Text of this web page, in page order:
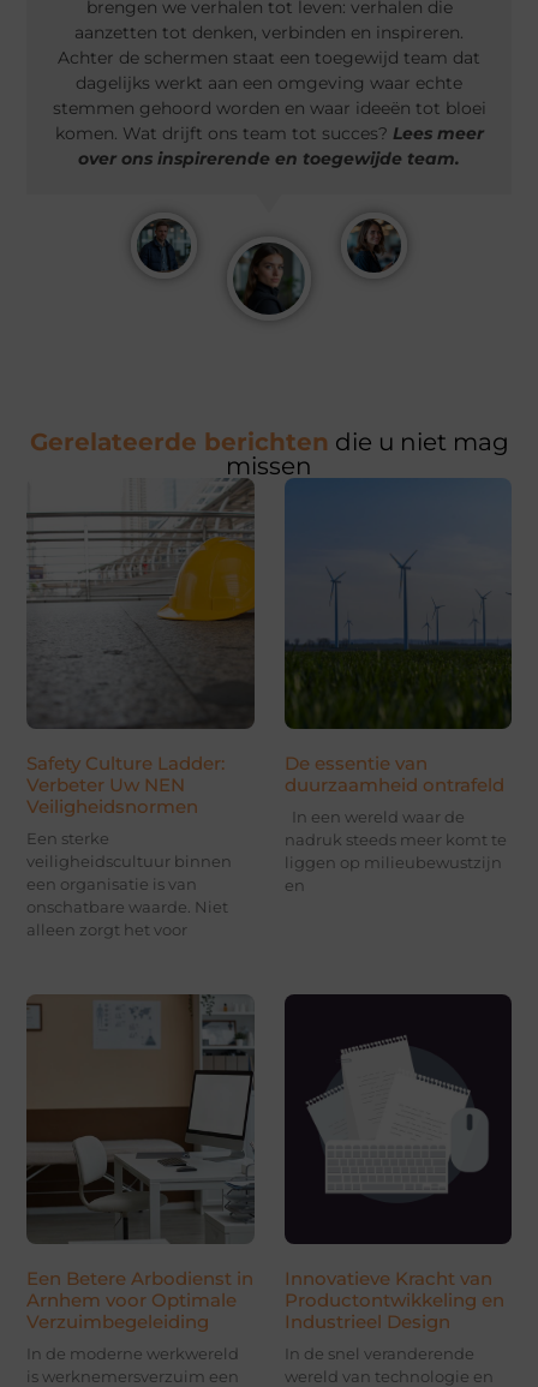
brengen we verhalen tot leven: verhalen die
aanzetten tot denken, verbinden en inspireren.
Achter de schermen staat een toegewijd team dat
dagelijks werkt aan een omgeving waar echte
stemmen gehoord worden en waar ideeën tot bloei
komen. Wat drijft ons team tot succes? Lees meer
over ons inspirerende en toegewijde team.
Gerelateerde berichten die u niet mag
missen
Safety Culture Ladder:
Verbeter Uw NEN
Veiligheidsnormen
Een sterke
veiligheidscultuur binnen
een organisatie is van
onschatbare waarde. Niet
alleen zorgt het voor
De essentie van
duurzaamheid ontrafeld
In een wereld waar de
nadruk steeds meer komt te
liggen op milieubewustzijn
en
Een Betere Arbodienst in
Arnhem voor Optimale
Verzuimbegeleiding
In de moderne werkwereld
is werknemersverzuim een
Innovatieve Kracht van
Productontwikkeling en
Industrieel Design
In de snel veranderende
wereld van technologie en